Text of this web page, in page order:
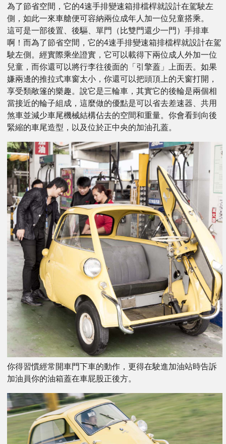
為了節省空間，它的4速手排變速箱排檔桿就設計在駕駛左
側，如此一來車艙便可容納兩位成年人加一位兒童搭乘。
這可是一部後置、後驅、單門（比雙門還少一門）手排車
啊！而為了節省空間，它的4速手排變速箱排檔桿就設計在駕
駛左側。經實際乘坐證實，它可以載得下兩位成人外加一位
兒童，而你還可以將行李往後面的「引擎蓋」上面丟。如果
嫌兩邊的推拉式車窗太小，你還可以把頭頂上的天窗打開，
享受類敞篷的樂趣。說它是三輪車，其實它的後輪是兩個相
當接近的輪子組成，這麼做的優點是可以省去差速器、共用
煞車並減少車尾機械結構佔去的空間和重量。你會看到向後
緊縮的車尾造型，以及位於正中央的加油孔蓋。
你得習慣經常開車門下車的動作，更得在駛進加油站時告訴
加油員你的油箱蓋在車屁股正後方。